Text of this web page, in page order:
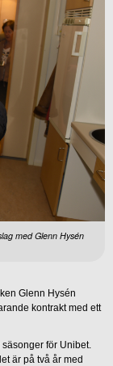
med Glenn Hysén
Glenn Hysén
kontrakt med ett
för Unibet.
är på två år med